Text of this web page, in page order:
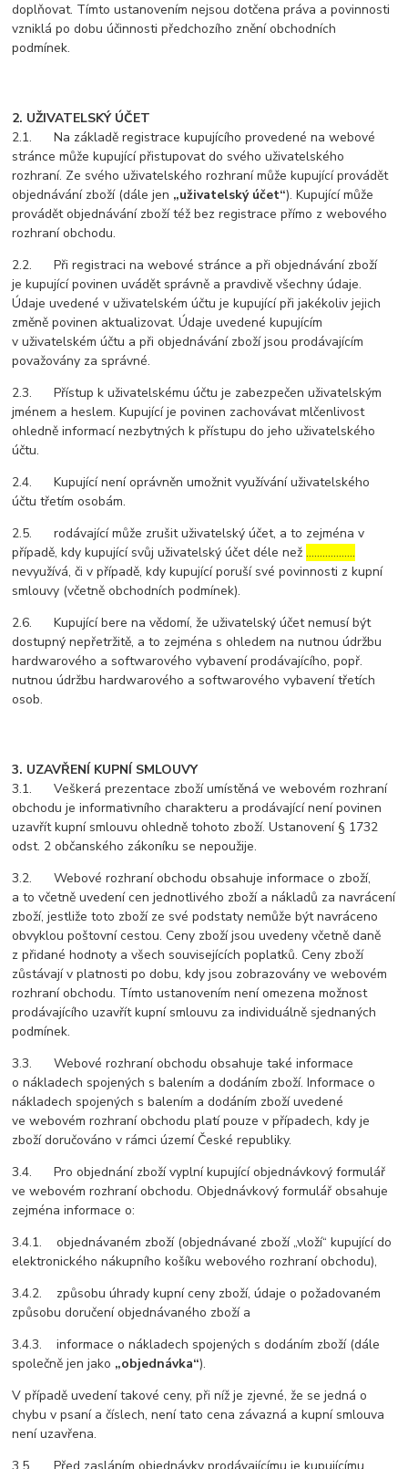
doplňovat. Tímto ustanovením nejsou dotčena práva a povinnosti
vzniklá po dobu účinnosti předchozího znění obchodních
podmínek.
2. UŽIVATELSKÝ ÚČET
2.1. Na základě registrace kupujícího provedené na webové
stránce může kupující přistupovat do svého uživatelského
rozhraní. Ze svého uživatelského rozhraní může kupující provádět
objednávání zboží (dále jen „uživatelský účet“). Kupující může
provádět objednávání zboží též bez registrace přímo z webového
rozhraní obchodu.
2.2. Při registraci na webové stránce a při objednávání zboží
je kupující povinen uvádět správně a pravdivě všechny údaje.
Údaje uvedené v uživatelském účtu je kupující při jakékoliv jejich
změně povinen aktualizovat. Údaje uvedené kupujícím
v uživatelském účtu a při objednávání zboží jsou prodávajícím
považovány za správné.
2.3. Přístup k uživatelskému účtu je zabezpečen uživatelským
jménem a heslem. Kupující je povinen zachovávat mlčenlivost
ohledně informací nezbytných k přístupu do jeho uživatelského
účtu.
2.4. Kupující není oprávněn umožnit využívání uživatelského
účtu třetím osobám.
2.5. rodávající může zrušit uživatelský účet, a to zejména v
případě, kdy kupující svůj uživatelský účet déle než………………
nevyužívá, či v případě, kdy kupující poruší své povinnosti z kupní
smlouvy (včetně obchodních podmínek).
2.6. Kupující bere na vědomí, že uživatelský účet nemusí být
dostupný nepřetržitě, a to zejména s ohledem na nutnou údržbu
hardwarového a softwarového vybavení prodávajícího, popř.
nutnou údržbu hardwarového a softwarového vybavení třetích
osob.
3. UZAVŘENÍ KUPNÍ SMLOUVY
3.1. Veškerá prezentace zboží umístěná ve webovém rozhraní
obchodu je informativního charakteru a prodávající není povinen
uzavřít kupní smlouvu ohledně tohoto zboží. Ustanovení § 1732
odst. 2 občanského zákoníku se nepoužije.
3.2. Webové rozhraní obchodu obsahuje informace o zboží,
a to včetně uvedení cen jednotlivého zboží a nákladů za navrácení
zboží, jestliže toto zboží ze své podstaty nemůže být navráceno
obvyklou poštovní cestou. Ceny zboží jsou uvedeny včetně daně
z přidané hodnoty a všech souvisejících poplatků. Ceny zboží
zůstávají v platnosti po dobu, kdy jsou zobrazovány ve webovém
rozhraní obchodu. Tímto ustanovením není omezena možnost
prodávajícího uzavřít kupní smlouvu za individuálně sjednaných
podmínek.
3.3. Webové rozhraní obchodu obsahuje také informace
o nákladech spojených s balením a dodáním zboží. Informace o
nákladech spojených s balením a dodáním zboží uvedené
ve webovém rozhraní obchodu platí pouze v případech, kdy je
zboží doručováno v rámci území České republiky.
3.4. Pro objednání zboží vyplní kupující objednávkový formulář
ve webovém rozhraní obchodu. Objednávkový formulář obsahuje
zejména informace o:
3.4.1. objednávaném zboží (objednávané zboží „vloží“ kupující do
elektronického nákupního košíku webového rozhraní obchodu),
3.4.2. způsobu úhrady kupní ceny zboží, údaje o požadovaném
způsobu doručení objednávaného zboží a
3.4.3. informace o nákladech spojených s dodáním zboží (dále
společně jen jako „objednávka“).
V případě uvedení takové ceny, při níž je zjevné, že se jedná o
chybu v psaní a číslech, není tato cena závazná a kupní smlouva
není uzavřena.